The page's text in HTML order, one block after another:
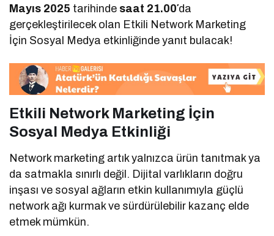
Mayıs 2025 tarihinde saat 21.00′da
gerçekleştirilecek olan Etkili Network Marketing
İçin Sosyal Medya etkinliğinde yanıt bulacak!
Etkili Network Marketing İçin
Sosyal Medya Etkinliği
Network marketing artık yalnızca ürün tanıtmak ya
da satmakla sınırlı değil. Dijital varlıkların doğru
inşası ve sosyal ağların etkin kullanımıyla güçlü
network ağı kurmak ve sürdürülebilir kazanç elde
etmek mümkün.